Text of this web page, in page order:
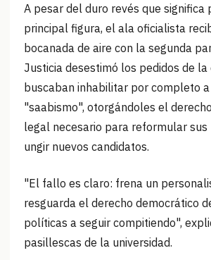
A pesar del duro revés que significa
principal figura, el ala oficialista
bocanada de aire con la segunda
Justicia desestimó los pedidos de la
buscaban inhabilitar por completo
"saabismo", otorgándoles el
legal necesario para reformular sus
ungir nuevos candidatos.
"El fallo es claro: frena un
resguarda el derecho democrático
políticas a seguir compitiendo",
pasillescas de la universidad.